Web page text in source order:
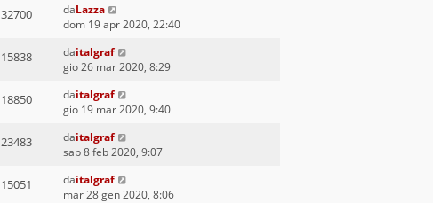
32700 daLazza
dom 19 apr 2020, 22:40
15838 daitalgraf
gio 26 mar 2020, 8:29
18850 daitalgraf
gio 19 mar 2020, 9:40
23483 daitalgraf
sab 8 feb 2020, 9:07
15051 daitalgraf
mar 28 gen 2020, 8:06